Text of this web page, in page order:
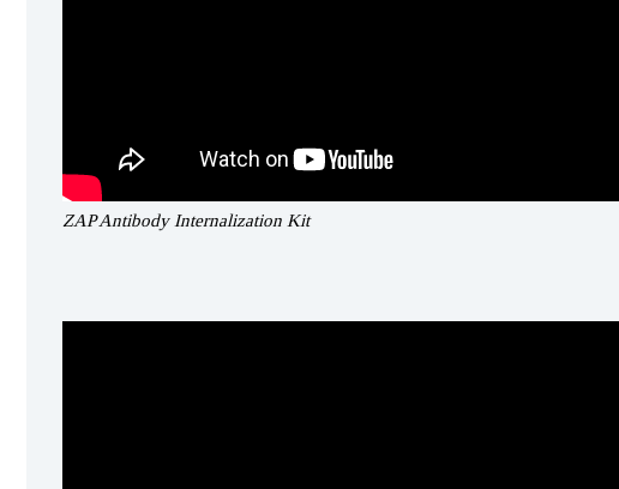
ZAP Antibody Internalization Kit